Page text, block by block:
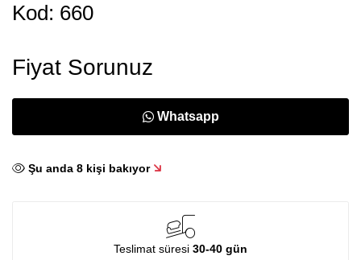
Kod: 660
Fiyat Sorunuz
Whatsapp
Şu anda 8 kişi bakıyor
Teslimat süresi 30-40 gün